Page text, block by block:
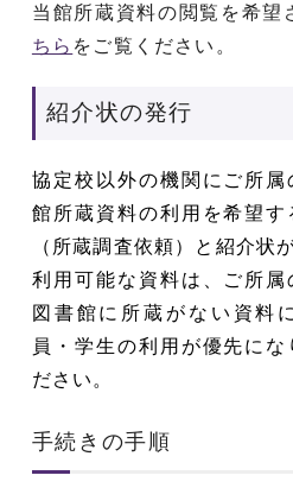
当館所蔵資料の閲覧を希望
ちら をご覧ください。
紹介状の発行
協定校以外の機関にご所
館所蔵資料の利用を希望す
（所蔵調査依頼）と紹介状
利用可能な資料は、ご所
図書館に所蔵がない資料
員・学生の利用が優先にな
ださい。
手続きの手順